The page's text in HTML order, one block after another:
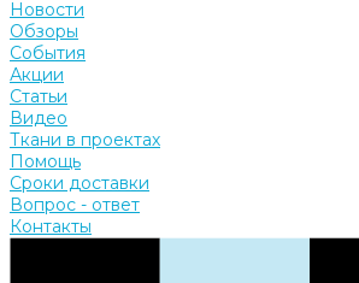
Новости
Обзоры
События
Акции
Статьи
Видео
Ткани в проектах
Помощь
Сроки доставки
Вопрос - ответ
Контакты